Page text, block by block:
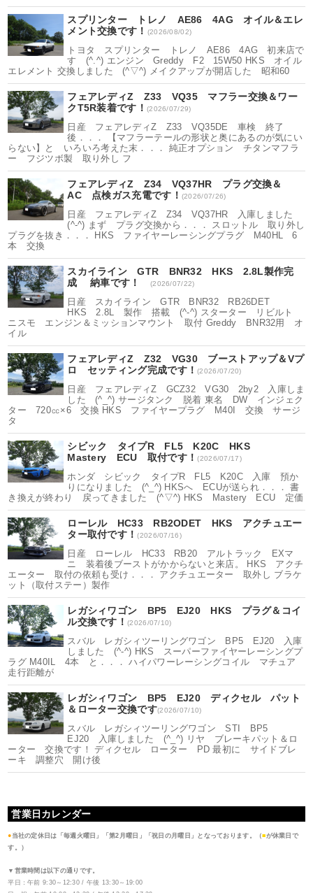
スプリンター トレノ AE86 4AG オイル＆エレ
メント交換です！ (2026/08/02)
トヨタ スプリンター トレノ AE86 4AG 初来店で
す (^.^) エンジン Greddy F2 15W50 HKS オイル
エレメント 交換しました (^▽^) メイクアップが開店した 昭和60
フェアレディZ Z33 VQ35 マフラー交換＆ワー
クT5R装着です！ (2026/07/29)
日産 フェアレディZ Z33 VQ35DE 車検 終了
後．．． 【マフラーテールの形状と奥にあるのが気にい
らない】と いろいろ考えた末．．． 純正オプション チタンマフラ
ー フジツボ製 取り外し フ
フェアレディZ Z34 VQ37HR プラグ交換＆
AC 点検ガス充電です！ (2026/07/26)
日産 フェアレディZ Z34 VQ37HR 入庫しました
(^-^) まず プラグ交換から．．． スロットル 取り外し
プラグを抜き．．． HKS ファイヤーレーシングプラグ M40HL 6
本 交換
スカイライン GTR BNR32 HKS 2.8L製作完
成 納車です！
(2026/07/22)
日産 スカイライン GTR BNR32 RB26DET
HKS 2.8L 製作 搭載 (^-^) スターター リビルト
ニスモ エンジン＆ミッションマウント 取付 Greddy BNR32用 オ
イル
フェアレディZ Z32 VG30 ブーストアップ＆Vプ
ロ セッティング完成です！(2026/07/20)
日産 フェアレディZ GCZ32 VG30 2by2 入庫しま
した (^_^) サージタンク 脱着 東名 DW インジェク
ター 720㏄×6 交換 HKS ファイヤープラグ M40I 交換 サージ
タ
シビック タイプR FL5 K20C HKS
Mastery ECU 取付です！(2026/07/17)
ホンダ シビック タイプR FL5 K20C 入庫 預か
りになりました (^_^) HKSへ ECUが送られ．．． 書
き換えが終わり 戻ってきました (^▽^) HKS Mastery ECU 定価
ローレル HC33 RB2ODET HKS アクチュエー
ター取付です！(2026/07/16)
日産 ローレル HC33 RB20 アルトラック EXマ
ニ 装着後ブーストがかからないと来店。 HKS アクチ
エーター 取付の依頼も受け．．． アクチュエーター 取外し ブラケ
ット（取付ステー）製作
レガシィワゴン BP5 EJ20 HKS プラグ＆コイ
ル交換です！(2026/07/10)
スバル レガシィツーリングワゴン BP5 EJ20 入庫
しました (^-^) HKS スーパーファイヤーレーシングプ
ラグ M40IL 4本 と．．． ハイパワーレーシングコイル マチュア
走行距離が
レガシィワゴン BP5 EJ20 ディクセル パット
＆ローター交換です(2026/07/10)
スバル レガシィツーリングワゴン STI BP5
EJ20 入庫しました (^_^) リヤ ブレーキパット＆ロ
ーター 交換です！ ディクセル ローター PD 最初に サイドブレ
ーキ 調整穴 開け後
営業日カレンダー
● 当社の定休日は「毎週火曜日」「第2月曜日」「祝日の月曜日」となっております。（■が休業日で
す。）
▼営業時間は以下の通りです。
平日：午前 9:30～12:30 / 午後 13:30～19:00